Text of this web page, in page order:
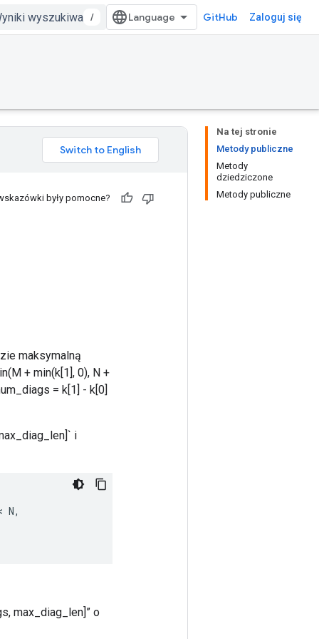
/ GitHub Zaloguj się
Na tej stronie
Metody publiczne
Metody
dziedziczone
Metody publiczne
były pomocne?
maksymalną
+ min(k[1], 0), N +
= k[1] - k[0]
i
N,
max_diag_len]” o